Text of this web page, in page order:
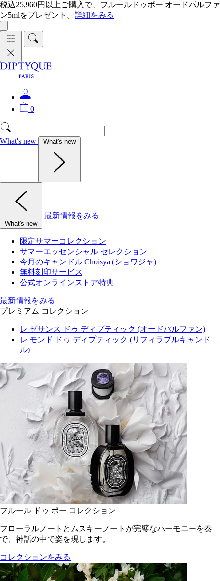
税込25,960円以上ご購入で、フルールドゥポー オードパルファ
ン5mlをプレゼント。 詳細をみる
0
What's new What's new
What's new
最新情報をみる
限定サマーコレクション
サマーエッセンシャル セレクション
今月のキャンドル Choisya (ショワジャ)
無料刻印サービス
公式オンラインストア特典
最新情報をみる
プレミアム コレクション
レ ゼサンス ドゥ ディプティック (オードパルファン)
レ モンド ドゥ ディプティック (リフィラブルキャンド
ル)
フルール ドゥ ポー コレクション
フローラルノートとムスキーノートが完璧なハーモニーを奏
で、神話の中で姿を現します。
コレクションをみる